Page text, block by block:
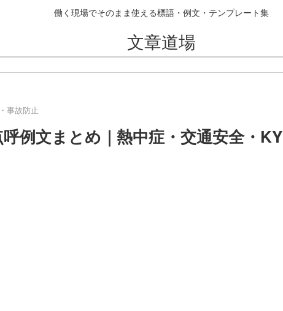
働く現場でそのまま使える標語・例文・テンプレート集
文章道場
事故防止
例文まとめ｜熱中症・交通安全・KY